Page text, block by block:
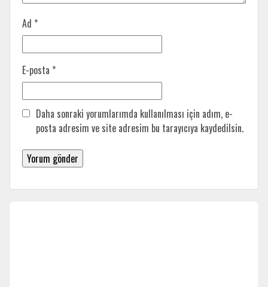
Ad *
E-posta *
Daha sonraki yorumlarımda kullanılması için adım, e-
posta adresim ve site adresim bu tarayıcıya kaydedilsin.